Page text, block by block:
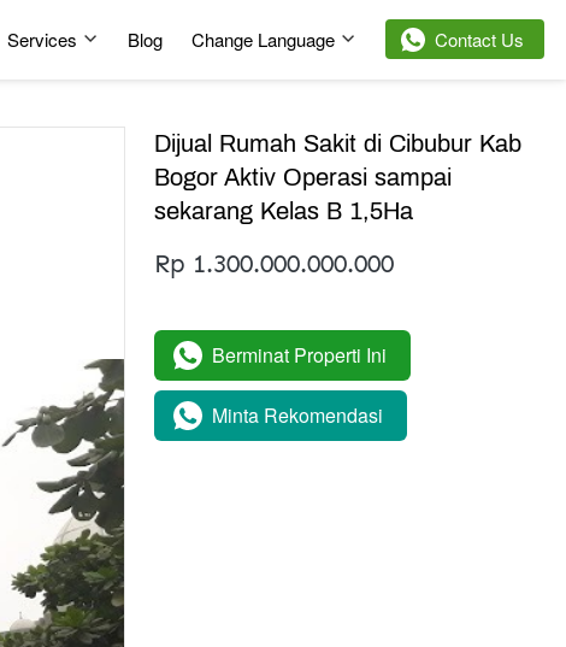
Services Blog Change Language ` Contact Us
Dijual Rumah Sakit di Cibubur Kab
Bogor Aktiv Operasi sampai
sekarang Kelas B 1,5Ha
Rp 1.300.000.000.000
` Berminat Properti Ini
` Minta Rekomendasi